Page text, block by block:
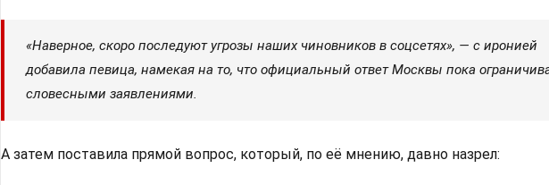
«Наверное, скоро последуют угрозы наших чиновников в соцсетях», — с иронией
добавила певица, намекая на то, что официальный ответ Москвы пока
словесными заявлениями.
А затем поставила прямой вопрос, который, по её мнению, давно назрел: